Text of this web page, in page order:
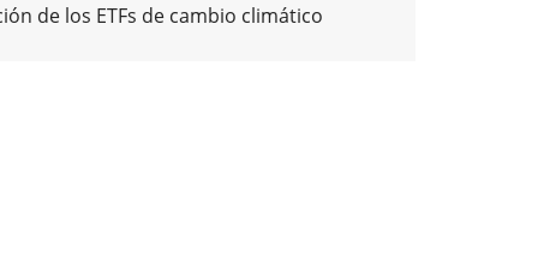
de los ETFs de cambio climático